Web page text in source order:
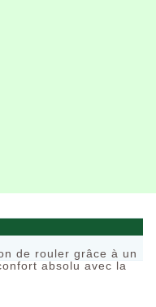
de rouler grâce à un
absolu avec la